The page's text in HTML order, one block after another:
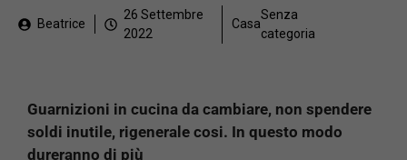
Beatrice
26 Settembre
2022
Casa
Senza
categoria
Guarnizioni in cucina da cambiare, non spendere
soldi inutile, rigenerale cosi. In questo modo
dureranno di più